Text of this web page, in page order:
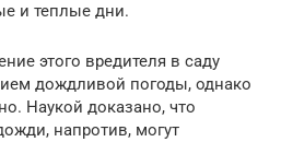
и теплые дни.
этого вредителя в саду
дождливой погоды, однако
Наукой доказано, что
напротив, могут